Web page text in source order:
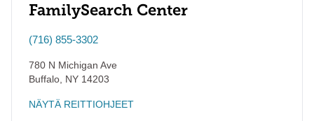
FamilySearch Center
(716) 855-3302
780 N Michigan Ave
Buffalo NY 14203
NÄYTÄ REITTIOHJEET